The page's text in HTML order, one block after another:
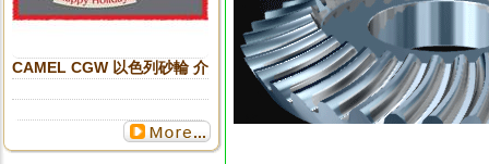
CAMEL CGW 以色列砂輪 介紹